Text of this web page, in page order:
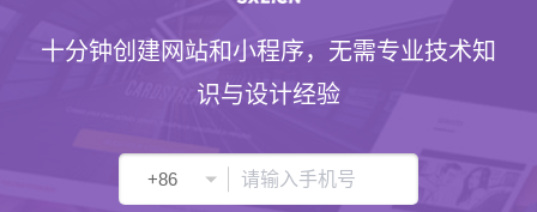
十分钟创建网站和小程序，无需专业技术知
识与设计经验